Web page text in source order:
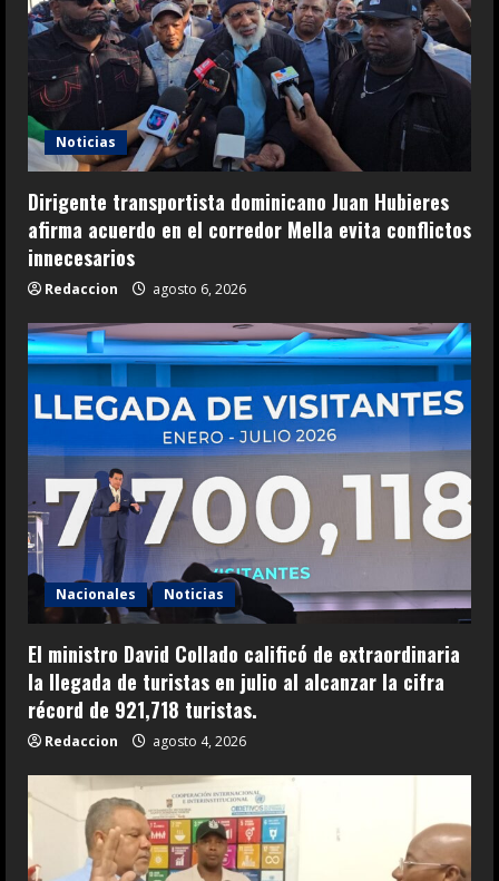
Noticias
Dirigente transportista dominicano Juan Hubieres
afirma acuerdo en el corredor Mella evita conflictos
innecesarios
Redaccion agosto 6, 2026
Nacionales Noticias
El ministro David Collado calificó de extraordinaria
la llegada de turistas en julio al alcanzar la cifra
récord de 921,718 turistas.
Redaccion agosto 4, 2026